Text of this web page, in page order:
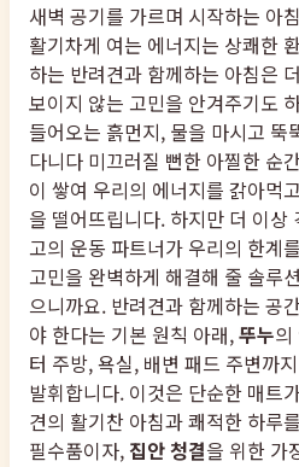
새벽 공기를 가르며 시작하는 아
활기차게 여는 에너지는 상쾌한
하는 반려견과 함께하는 아침은
보이지 않는 고민을 안겨주기도
들어오는 흙먼지, 물을 마시고 뚝
다니다 미끄러질 뻔한 아찔한 순
이 쌓여 우리의 에너지를 갉아먹
을 떨어뜨립니다. 하지만 더 이상
고의 운동 파트너가 우리의 한계
고민을 완벽하게 해결해 줄 솔루
으니까요. 반려견과 함께하는 공
야 한다는 기본 원칙 아래,뚜누의
터 주방, 욕실, 배변 패드 주변까
발휘합니다. 이것은 단순한 매트
견의 활기찬 아침과 쾌적한 하루
필수품이자, 집안 청결을 위한 가